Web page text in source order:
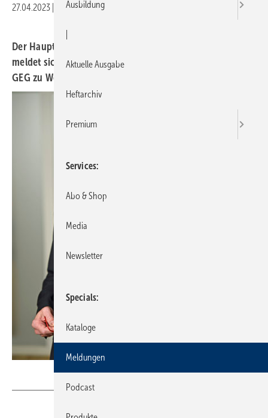
27.04.2023 Druckvorschau
Der Hauptgeschäftsführer des Fachverbands SHK NRW
meldet sich mit einem Statement zum Entwurf des neuen
GEG zu Wort.
FV SHK NRW / Foto: Jörg Knappe
Ausbildung
Aktuelle Ausgabe
Heftarchiv
Premium
Services
Abo & Shop
Media
Newsletter
Specials
Kataloge
Meldungen
Podcast